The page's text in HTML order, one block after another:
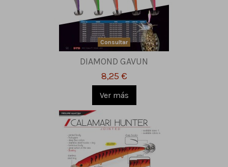
Consultar
DIAMOND GAVUN
8,25 €
Ver más